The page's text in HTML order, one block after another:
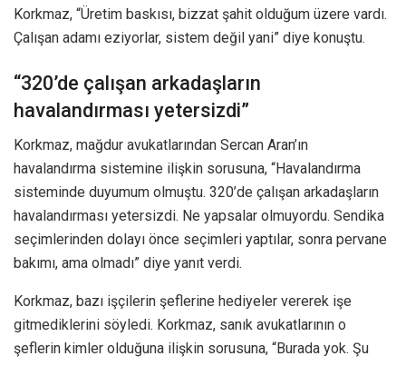
Korkmaz, “Üretim baskısı, bizzat şahit olduğum üzere vardı.
Çalışan adamı eziyorlar, sistem değil yani” diye konuştu.
“320’de çalışan arkadaşların
havalandırması yetersizdi”
Korkmaz, mağdur avukatlarından Sercan Aran’ın
havalandırma sistemine ilişkin sorusuna, “Havalandırma
sisteminde duyumum olmuştu. 320’de çalışan arkadaşların
havalandırması yetersizdi. Ne yapsalar olmuyordu. Sendika
seçimlerinden dolayı önce seçimleri yaptılar, sonra pervane
bakımı, ama olmadı” diye yanıt verdi.
Korkmaz, bazı işçilerin şeflerine hediyeler vererek işe
gitmediklerini söyledi. Korkmaz, sanık avukatlarının o
şeflerin kimler olduğuna ilişkin sorusuna, “Burada yok. Şu